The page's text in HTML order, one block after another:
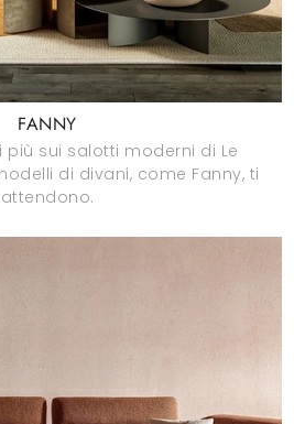
FANNY
sui salotti moderni di Le
di divani, come Fanny, ti
attendono.